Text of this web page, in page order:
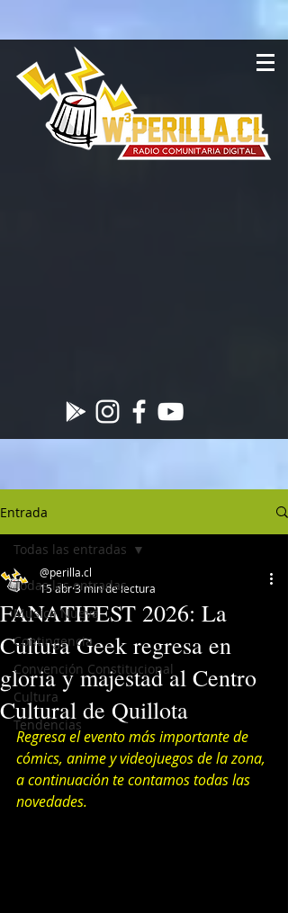
Entrada
Todas las entradas
Musica Nueva
Contingencia
Convención Constitucional
Cultura
Tendencias
Todas las entradas
FANATIFEST 2026: La
Cultura Geek regresa en
gloria y majestad al Centro
Cultural de Quillota
@perilla.cl
15 abr3 min de lectura
Regresa el evento más importante de
cómics, anime y videojuegos de la zona,
a continuación te contamos todas las
novedades.